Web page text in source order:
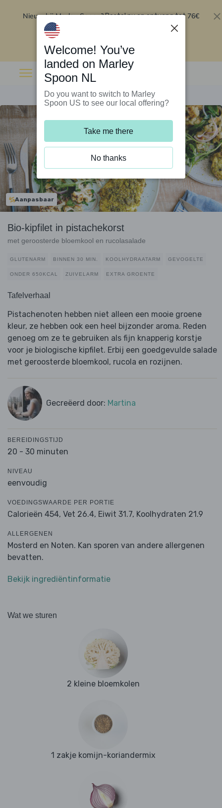
Nieuw bij Marley Spoon?Bestel nu en ontvang tot 76€
Aanpasbaar
Bio-kipfilet in pistachekorst
met geroosterde bloemkool en rucolasalade
GLUTENARM BINNEN 30 MIN. KOOLHYDRAATARM GEVOGELTE
ONDER 650KCAL ZUIVELARM EXTRA GROENTE
Tafelverhaal
Pistachenoten hebben niet alleen een mooie groene
kleur, ze hebben ook een heel bijzonder aroma. Reden
genoeg om ze te gebruiken als fijn knapperig korstje
voor je biologische kipfilet. Erbij een goedgevulde salade
met geroosterde bloemkool, rucola en rozijnen.
Gecreëerd door: Martina
BEREIDINGSTIJD
20 - 30 minuten
NIVEAU
eenvoudig
VOEDINGSWAARDE PER PORTIE
Calorieën 454, Vet 26.4, Eiwit 31.7, Koolhydraten 21.9
ALLERGENEN
Mosterd en Noten. Kan sporen van andere allergenen
bevatten.
Bekijk ingrediëntinformatie
Wat we sturen
2 kleine bloemkolen
1 zakje komijn-koriandermix
Welcome! You’ve
landed on Marley
Spoon NL
Do you want to switch to Marley
Spoon US to see our local offering?
Take me there
No thanks